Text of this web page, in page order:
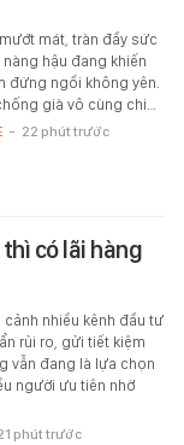
mát, tràn đầy sức
hậu đang khiến
đứng ngồi không yên.
già vô cùng chi…
- 22 phút trước
có lãi hàng
nhiều kênh đầu tư
rủi ro, gửi tiết kiệm
vẫn đang là lựa chọn
người ưu tiên nhờ
phút trước